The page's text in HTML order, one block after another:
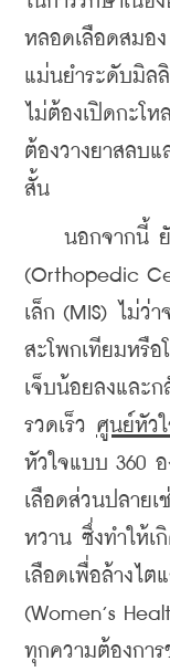
หลอดเลือดสมอ
แม่นยำระดับมิลลิ
ไม่ต้องเปิดกะโ
ต้องวางยาสลบแ
สั้น
นอกจากนี้ ยั
(Orthopedic
เล็ก (MIS) ไม่ว่
สะโพกเทียมหรื
เจ็บน้อยลงและ
รวดเร็ว ศูนย์หัว
หัวใจแบบ 360
เลือดส่วนปลาย
หวาน ซึ่งทำให้เ
เลือดเพื่อล้างไ
(Women’s
ทุกความต้องการ